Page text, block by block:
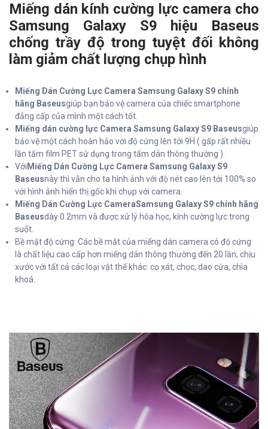
Miếng dán kính cường lực camera cho
Samsung Galaxy S9 hiệu Baseus
chống trầy độ trong tuyệt đối không
làm giảm chất lượng chụp hình
Miếng Dán Cường Lực Camera Samsung Galaxy S9 chính
hãng Baseusgiúp bạn bảo vệ camera của chiếc smartphone
đẳng cấp của mình một cách tốt.
Miếng dán cường lực Camera Samsung Galaxy S9 Baseusgiúp
bảo vệ một cách hoàn hảo với độ cứng lên tới 9H ( gấp rất nhiều
lần tấm film PET sử dụng trong tấm dán thông thường ).
Với Miếng Dán Cường Lực Camera Samsung Galaxy S9
Baseusnày thì vẫn cho ta hình ảnh với độ nét cao lên tới 100% so
với hình ảnh hiển thị gốc khi chụp với camera.
Miếng Dán Cường Lực CameraSamsung Galaxy S9 chính hãng
Baseusdày 0.2mm và được xử lý hóa học, kính cường lực trong
suốt.
Bề mặt độ cứng: Các bề mặt của miếng dán camera có độ cứng
là chất liệu cao cấp hơn miếng dán thông thường đến 20 lần, chịu
xước với tất cả các loại vật thể khác: cọ xát, chọc, dao cứa, chìa
khoá.